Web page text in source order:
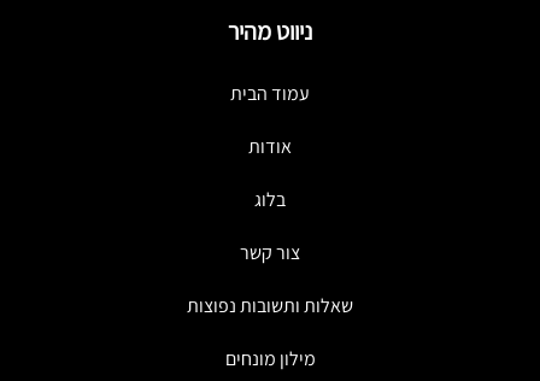
ניווט מהיר
עמוד הבית
אודות
בלוג
צור קשר
שאלות ותשובות נפוצות
מילון מונחים